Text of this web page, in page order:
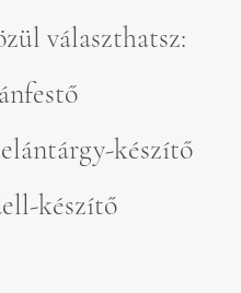
választhatsz:
készítő
készítő